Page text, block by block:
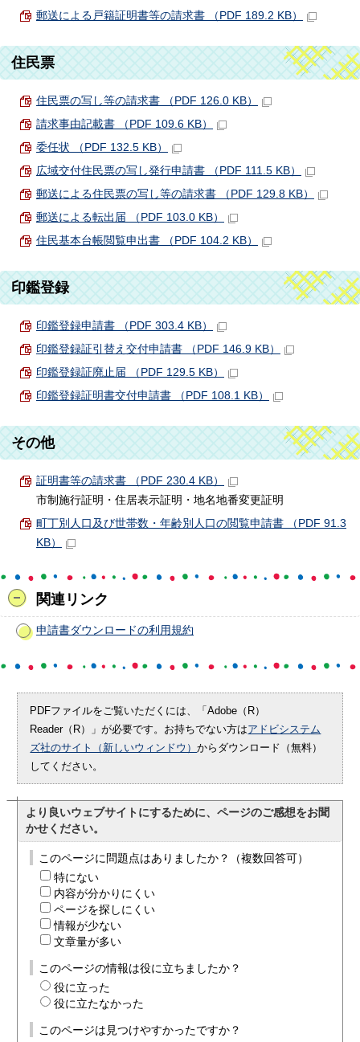
郵送による戸籍証明書等の請求書 （PDF 189.2 KB）
住民票
住民票の写し等の請求書 （PDF 126.0 KB）
請求事由記載書 （PDF 109.6 KB）
委任状 （PDF 132.5 KB）
広域交付住民票の写し発行申請書 （PDF 111.5 KB）
郵送による住民票の写し等の請求書 （PDF 129.8 KB）
郵送による転出届 （PDF 103.0 KB）
住民基本台帳閲覧申出書 （PDF 104.2 KB）
印鑑登録
印鑑登録申請書 （PDF 303.4 KB）
印鑑登録証引替え交付申請書 （PDF 146.9 KB）
印鑑登録証廃止届 （PDF 129.5 KB）
印鑑登録証明書交付申請書 （PDF 108.1 KB）
その他
証明書等の請求書 （PDF 230.4 KB）
市制施行証明・住居表示証明・地名地番変更証明
町丁別人口及び世帯数・年齢別人口の閲覧申請書 （PDF 91.3
KB）
関連リンク
申請書ダウンロードの利用規約
PDFファイルをご覧いただくには、「Adobe（R）
Reader（R）」が必要です。お持ちでない方はアドビシステム
ズ社のサイト（新しいウィンドウ）からダウンロード（無料）
してください。
より良いウェブサイトにするために、ページのご感想をお聞
かせください。
このページに問題点はありましたか？（複数回答可）
特にない
内容が分かりにくい
ページを探しにくい
情報が少ない
文章量が多い
このページの情報は役に立ちましたか？
役に立った
役に立たなかった
このページは見つけやすかったですか？